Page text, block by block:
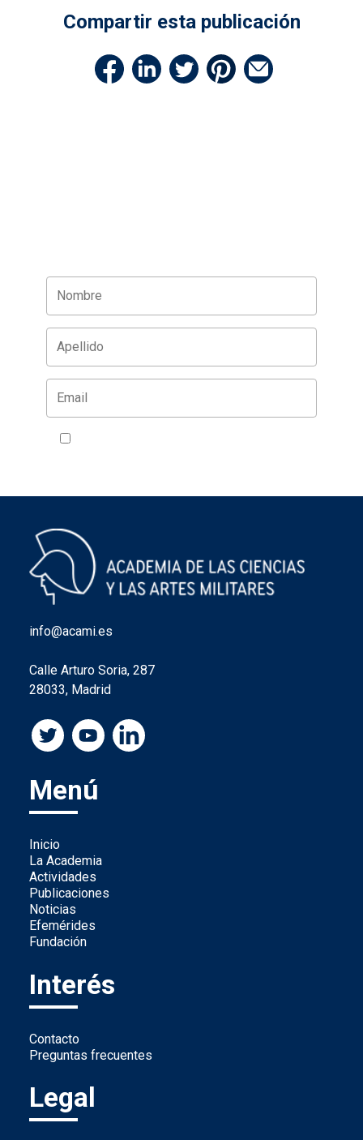
Compartir esta publicación
info@acami.es
Calle Arturo Soria, 287
28033, Madrid
Menú
Inicio
La Academia
Actividades
Publicaciones
Noticias
Efemérides
Fundación
Interés
Contacto
Preguntas frecuentes
Legal